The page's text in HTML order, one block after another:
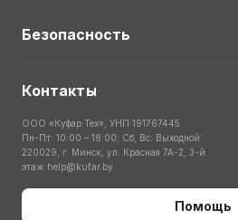
Безопасность
Контакты
ООО «Куфар Тех», УНП 191767445
Пн-Пт: 10:00 – 18:00; Сб, Вс: Выходной
220029, г. Минск, ул. Красная 7А-2, 3-й
этаж help@kufar.by
Помощь